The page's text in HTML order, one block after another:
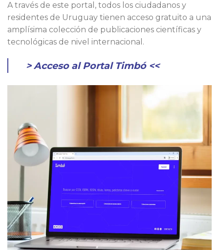
A través de este portal, todos los ciudadanos y
residentes de Uruguay tienen acceso gratuito a una
amplísima colección de publicaciones científicas y
tecnológicas de nivel internacional.
> Acceso al Portal Timbó <<